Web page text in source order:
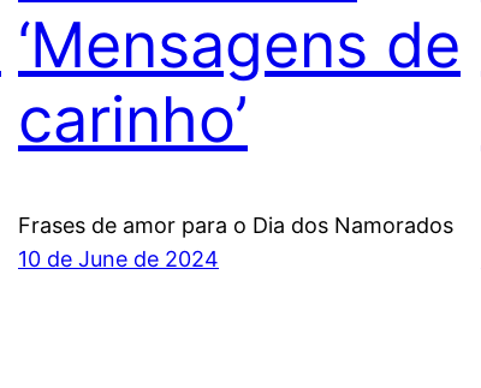
‘Mensagens de
carinho’
Frases de amor para o Dia dos Namorados
10 de June de 2024